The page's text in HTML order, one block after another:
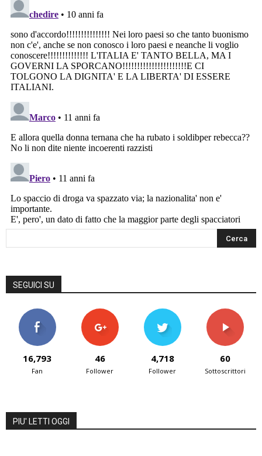
SEGUICI SU
16,793
Fan
46
Follower
4,718
Follower
60
Sottoscrittori
PIU' LETTI OGGI